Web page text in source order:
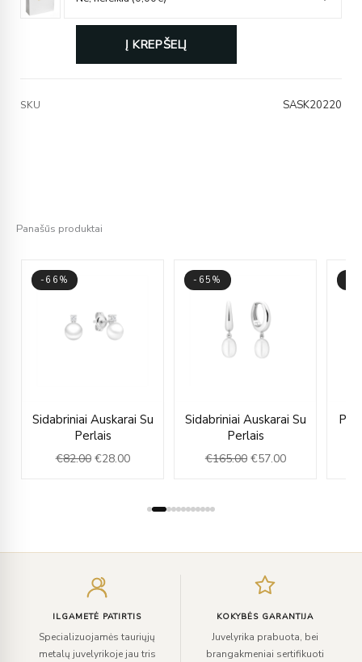
Į KREPŠELĮ
SKU SASK20220
Panašūs produktai
-66%
Sidabriniai Auskarai Su
Perlais
€82.00
price
was:
€82.00.
€28.00
price
€28.00.
-65%
Sidabriniai Auskarai Su
Perlais
€165.00
price
was:
€165.00.
€57.00
price
€57.00.
ILGAMETĖ PATIRTIS
Specializuojamės tauriųjų
metalų juvelyrikoje jau tris
KOKYBĖS GARANTIJA
Juvelyrika prabuota, bei
brangakmeniai sertifikuoti